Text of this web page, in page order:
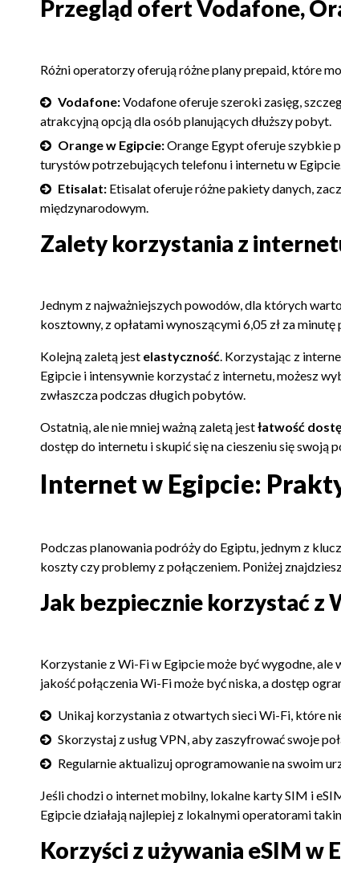
Przegląd ofert Vodafone,
Różni operatorzy oferują różne plany prepaid, które
Vodafone:Vodafone oferuje szeroki zasięg,
atrakcyjną opcją dla osób planujących dłuższy pobyt.
Orange w Egipcie:Orange Egypt oferuje szybkie
turystów potrzebujących telefonu i internetu w
Etisalat: Etisalat oferuje różne pakiety danych,
międzynarodowym.
Zalety korzystania z
Jednym z najważniejszych powodów, dla których
kosztowny, z opłatami wynoszącymi 6,05 zł za
Kolejną zaletą jest elastyczność. Korzystając z
Egipcie i intensywnie korzystać z internetu, możesz
zwłaszcza podczas długich pobytów.
Ostatnią, ale nie mniej ważną zaletą jestłatwość
dostęp do internetu i skupić się na cieszeniu się swoją
Internet w Egipcie:
Podczas planowania podróży do Egiptu, jednym z
koszty czy problemy z połączeniem. Poniżej
Jak bezpiecznie korzystać z
Korzystanie z Wi-Fi w Egipcie może być wygodne, ale
jakość połączenia Wi-Fi może być niska, a dostęp
Unikaj korzystania z otwartych sieci Wi-Fi, które
Skorzystaj z usług VPN, aby zaszyfrować swoje
Regularnie aktualizuj oprogramowanie na swoim
Jeśli chodzi o internet mobilny, lokalne karty SIM i
Egipcie działają najlepiej z lokalnymi operatorami
Korzyści z używania eSIM w